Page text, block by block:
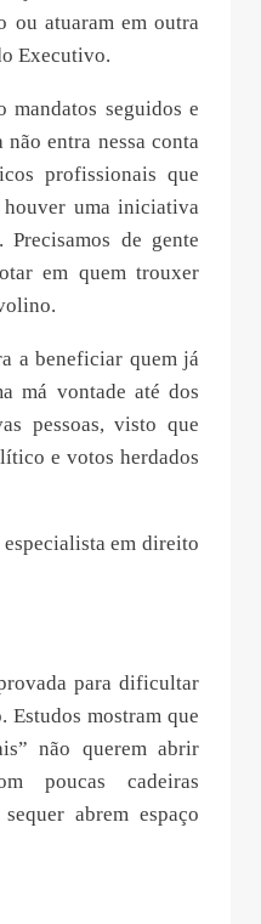
ou atuaram em outra
Executivo.
mandatos seguidos e
entra nessa conta
profissionais que
uma iniciativa
de gente
em quem trouxer
a beneficiar quem já
má vontade até dos
pessoas, visto que
e votos herdados
em direito
para dificultar
Estudos mostram que
não querem abrir
poucas cadeiras
abrem espaço